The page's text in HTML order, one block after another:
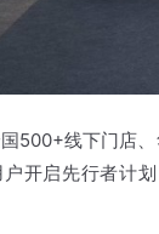
500+线下门店
户开启先行者计